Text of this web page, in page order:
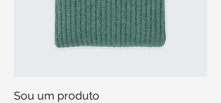
Sou um produto